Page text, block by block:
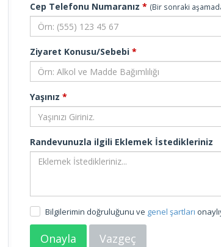
Cep Telefonu Numaranız * (Bir sonraki
Ziyaret Konusu/Sebebi *
Yaşınız *
Randevunuzla ilgili Eklemek İstedikleriniz
Bilgilerimin doğruluğunu ve genel şartları
Onayla Vazgeç